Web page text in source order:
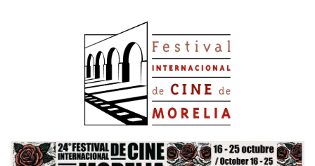
Image